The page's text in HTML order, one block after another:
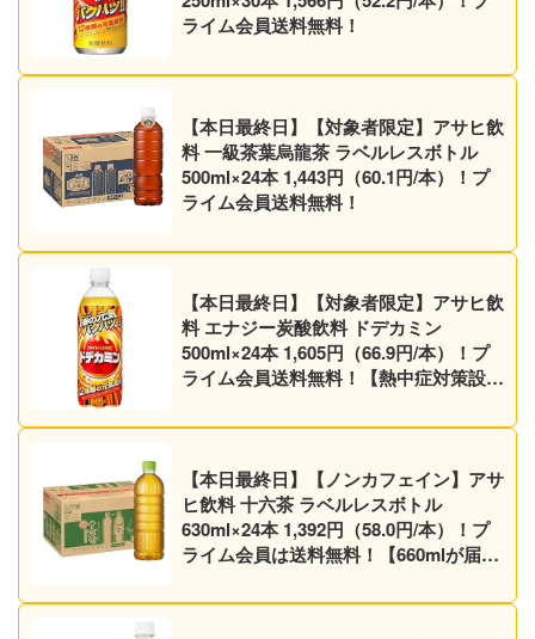
ライム会員送料無料！
【本日最終日】【対象者限定】アサヒ飲
料 一級茶葉烏龍茶 ラベルレスボトル
500ml×24本 1,443円（60.1円/本）！プ
ライム会員送料無料！
【本日最終日】【対象者限定】アサヒ飲
料 エナジー炭酸飲料 ドデカミン
500ml×24本 1,605円（66.9円/本）！プ
ライム会員送料無料！【熱中症対策設
【本日最終日】【ノンカフェイン】アサ
ヒ飲料 十六茶 ラベルレスボトル
630ml×24本 1,392円（58.0円/本）！プ
ライム会員は送料無料！【660mlが届く